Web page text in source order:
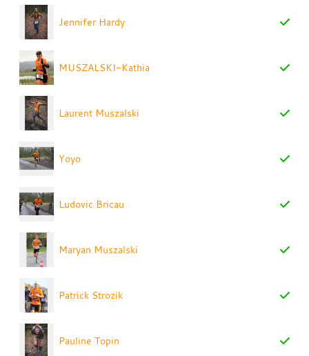
Jennifer Hardy
MUSZALSKI-Kathia
Laurent Muszalski
Yoyo
Ludovic Bricau
Maryan Muszalski
Patrick Strozik
Pauline Topin